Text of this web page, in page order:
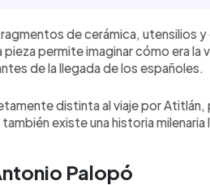
de cerámica, utensilios
permite imaginar cómo era la
de la llegada de los españoles.
distinta al viaje por Atitlán,
existe una historia milenaria
Palopó